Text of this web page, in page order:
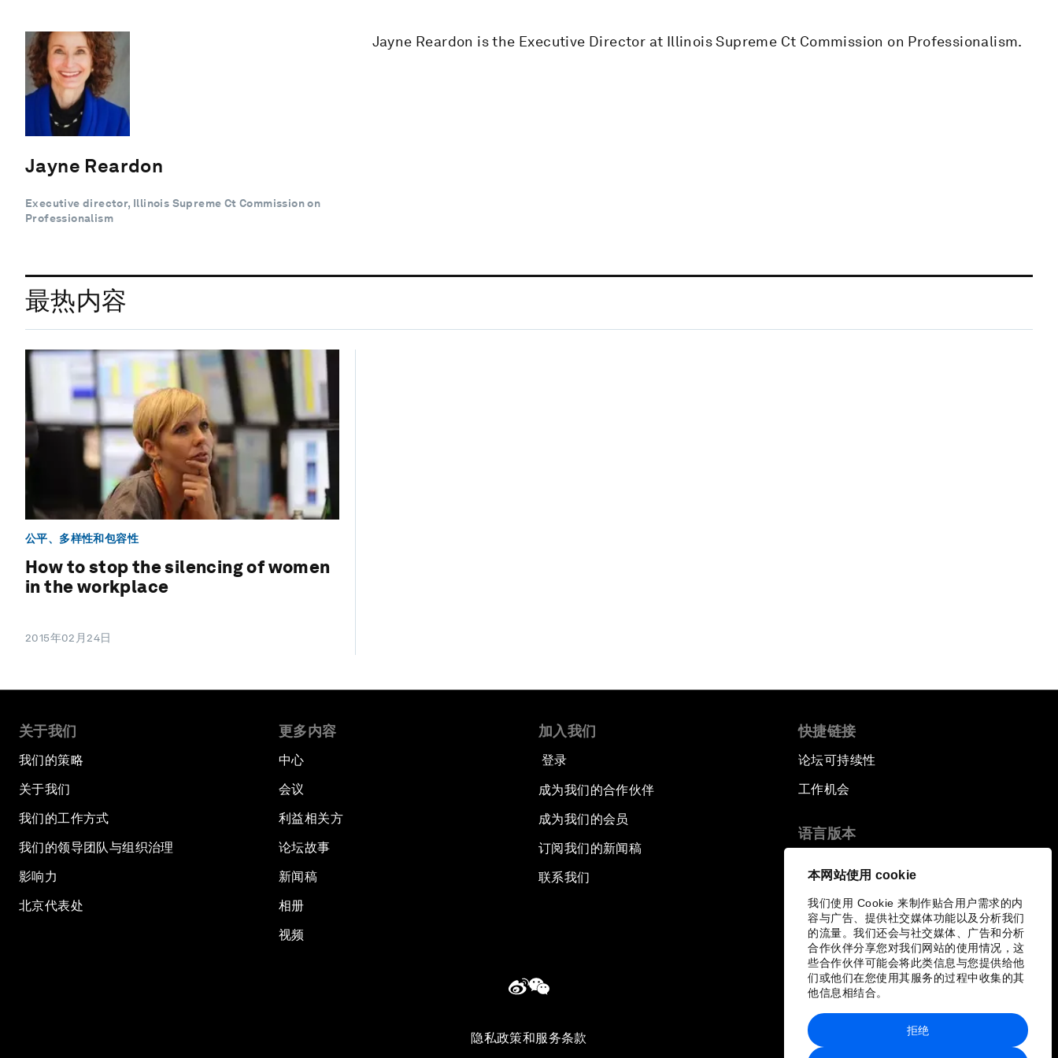
本网站使用 cookie
我们使用 Cookie 来制作贴合用户需求的内
容与广告、提供社交媒体功能以及分析我们
的流量。我们还会与社交媒体、广告和分析
合作伙伴分享您对我们网站的使用情况，这
些合作伙伴可能会将此类信息与您提供给他
们或他们在您使用其服务的过程中收集的其
他信息相结合。
拒绝
Jayne Reardon
Executive director, Illinois Supreme Ct Commission on
Professionalism
Jayne Reardon is the Executive Director at Illinois Supreme Ct Commission on Professionalism.
最热内容
公平、多样性和包容性
How to stop the silencing of women
in the workplace
2015年02月24日
关于我们
我们的策略
关于我们
我们的工作方式
我们的领导团队与组织治理
影响力
北京代表处
更多内容
中心
会议
利益相关方
论坛故事
新闻稿
相册
视频
加入我们
登录
成为我们的合作伙伴
成为我们的会员
订阅我们的新闻稿
联系我们
快捷链接
论坛可持续性
工作机会
语言版本
隐私政策和服务条款